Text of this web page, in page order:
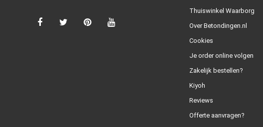
Thuiswinkel Waarborg
Over Betondingen.nl
Cookies
Je order online volgen
Zakelijk bestellen?
Kiyoh
Reviews
Offerte aanvragen?